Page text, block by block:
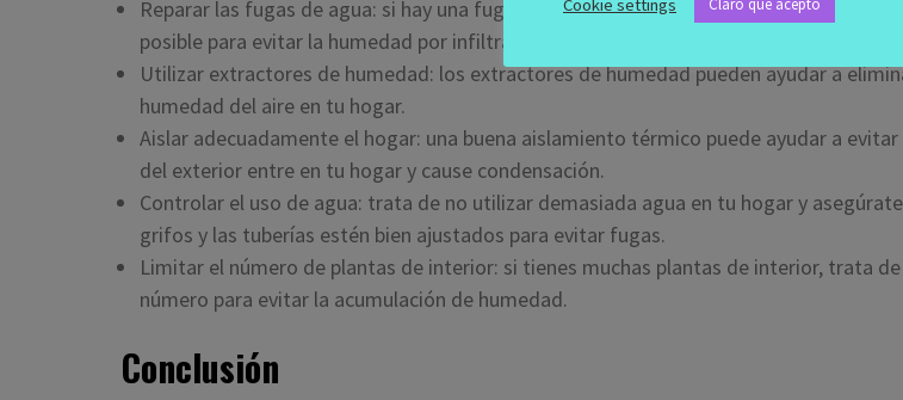
Reparar las fugas de agua: si hay una fuga de agua en tu hogar, es importante que la
posible para evitar la humedad por infiltración o por filtración.
Utilizar extractores de humedad: los extractores de humedad pueden ayudar a
humedad del aire en tu hogar.
Aislar adecuadamente el hogar: una buena aislamiento térmico puede ayudar a
del exterior entre en tu hogar y cause condensación.
Controlar el uso de agua: trata de no utilizar demasiada agua en tu hogar y
grifos y las tuberías estén bien ajustados para evitar fugas.
Limitar el número de plantas de interior: si tienes muchas plantas de interior, trata
número para evitar la acumulación de humedad.
Conclusión
Claro que acepto